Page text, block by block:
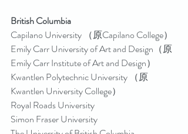
British Columbia
Capilano University （原Capilano College）
Emily Carr University of Art and Design（原
Emily Carr Institute of Art and Design）
Kwantlen Polytechnic University （原
Kwantlen University College）
Royal Roads University
Simon Fraser University